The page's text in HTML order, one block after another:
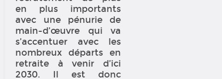
en plus importants
avec une pénurie de
main-d’œuvre qui va
s’accentuer avec les
nombreux départs en
retraite à venir d’ici
2030. Il est donc